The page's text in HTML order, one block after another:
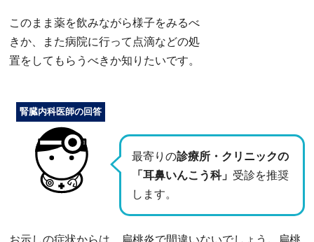
このまま薬を飲みながら様子をみるべ
きか、また病院に行って点滴などの処
置をしてもらうべきか知りたいです。
最寄りの診療所・クリニックの
「耳鼻いんこう科」 受診を推奨
します。
腎臓内科医師の回答